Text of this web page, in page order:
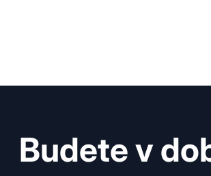
Budete v